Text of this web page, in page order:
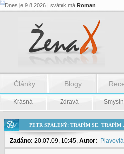
Petr
Trápím
trápím
Dnes je 9.8.2026 | svátek má Roman
Články Blogy
Krásná Zdravá
PETR SPÁLENÝ: TRÁPÍM SE, TRÁPÍM
Zadáno: 20.07.09, 10:45, Autor: